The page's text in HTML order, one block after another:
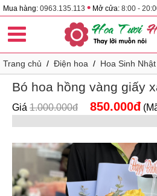
Mua hàng: 0963.135.113 • Mở cửa: 8:00 -
Trang chủ / Điện hoa / Hoa Sinh Nhật
Bó hoa hồng vàng giấy
Giá 1.000.000đ 850.000đ